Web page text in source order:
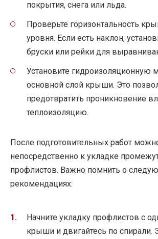
покрытия, снега или льда.
Проверьте горизонтальность
уровня. Если есть наклон,
бруски или рейки для
Установите гидроизоляционную
основной слой крыши. Это
предотвратить проникновение
теплоизоляцию.
После подготовительных работ
непосредственно к укладке
профлистов. Важно помнить о
рекомендациях:
Начните укладку профлистов с
крыши и двигайтесь по спирали.